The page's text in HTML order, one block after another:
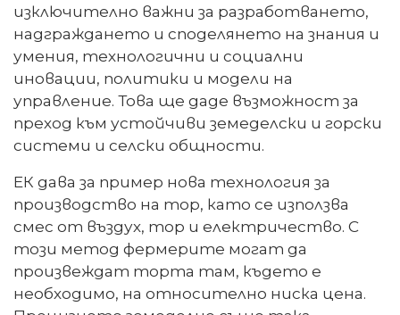
изключително важни за разработването,
надграждането и споделянето на знания и
умения, технологични и социални
иновации, политики и модели на
управление. Това ще даде възможност за
преход към устойчиви земеделски и горски
системи и селски общности.
ЕК дава за пример нова технология за
производство на тор, като се използва
смес от въздух, тор и електричество. С
този метод фермерите могат да
произвеждат торта там, където е
необходимо, на относително ниска цена.